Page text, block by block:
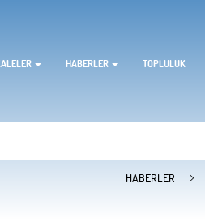
HABERLER TOPLULUK
HABERLER